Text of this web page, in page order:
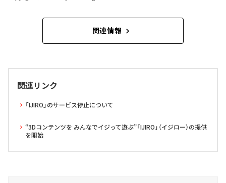
関連情報
関連リンク
「IJIRO」のサービス停止について
“3Dコンテンツを みんなでイジって遊ぶ”「IJIRO」（イジロー）の提供
を開始